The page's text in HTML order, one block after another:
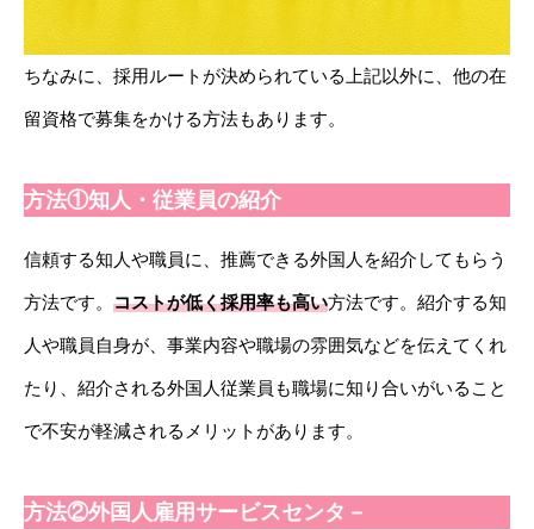
ちなみに、採用ルートが決められている上記以外に、他の在
留資格で募集をかける方法もあります。
方法①知人・従業員の紹介
信頼する知人や職員に、推薦できる外国人を紹介してもらう
方法です。 コストが低く採用率も高い方法です。紹介する知
人や職員自身が、事業内容や職場の雰囲気などを伝えてくれ
たり、紹介される外国人従業員も職場に知り合いがいること
で不安が軽減されるメリットがあります。
方法②外国人雇用サービスセンタ－